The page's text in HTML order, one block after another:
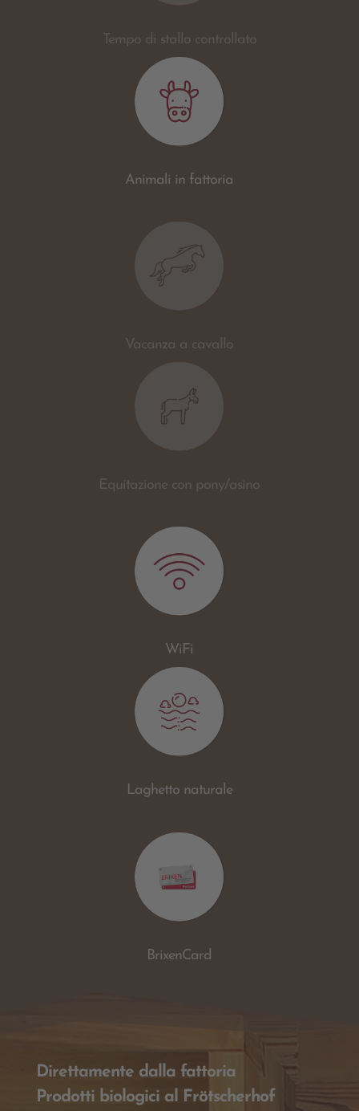
Tempo di stallo controllato
Animali in fattoria
Vacanza a cavallo
Equitazione con pony/asino
WiFi
Laghetto naturale
BrixenCard
Direttamente dalla fattoria
Prodotti biologici al Frötscherhof